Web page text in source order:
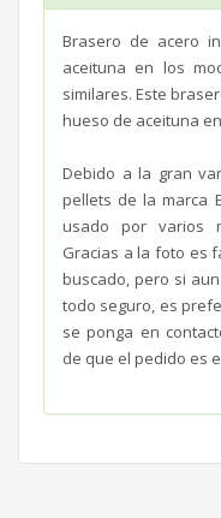
Brasero de acero
aceituna en los
similares. Este
hueso de aceituna
Debido a la gran
pellets de la marca
usado por varios
Gracias a la foto es
buscado, pero si
todo seguro, es
se ponga en
de que el pedido es